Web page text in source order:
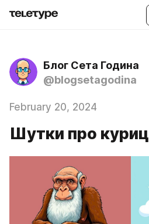
Блог Сета Година
@blogsetagodina
February 20, 2024
Шутки про куриц